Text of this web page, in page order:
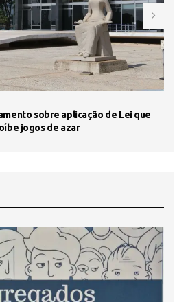
sobre aplicação de Lei que
jogos de azar